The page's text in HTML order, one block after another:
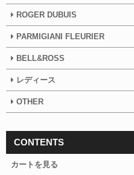
ROGER DUBUIS
PARMIGIANI FLEURIER
BELL&ROSS
レディース
OTHER
CONTENTS
カートを見る